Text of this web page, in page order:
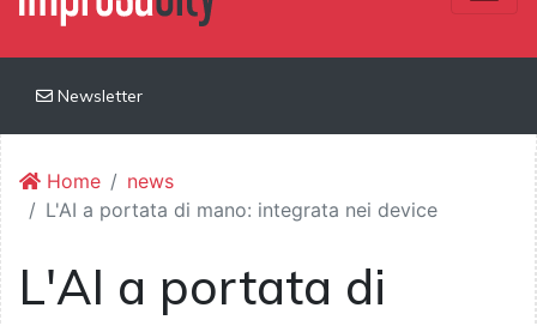
Newsletter
Home
news
L'AI a portata di mano: integrata nei device
L'AI a portata di